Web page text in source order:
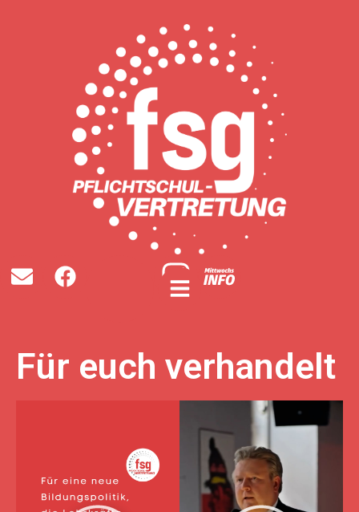
Für euch verhandelt